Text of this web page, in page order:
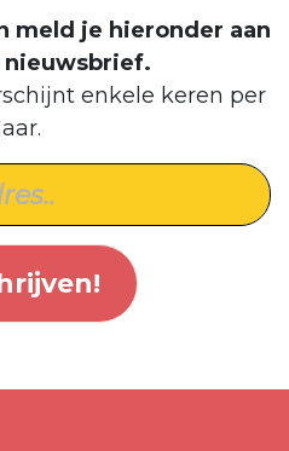
meld je hieronder aan
nieuwsbrief.
enkele keren per